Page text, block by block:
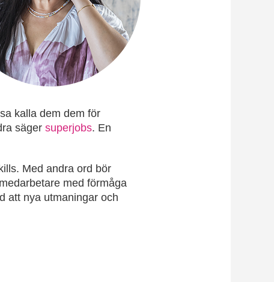
kalla dem dem för
säger superjobs. En
Med andra ord bör
med förmåga
att nya utmaningar och